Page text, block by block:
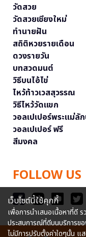
วัดสวย
วัดสวยเชียงใหม่
ทำนายฝัน
สถิติหวยรายเดือน
ดวงรายวัน
บทสวดมนต์
วิธีบนไอ้ไข่
ไหว้ท้าวเวสสุวรรณ
วิธีไหว้วัดแขก
วอลเปเปอร์พระแม่ลั
วอลเปเปอร์ ฟรี
สีมงคล
FOLLOW US
เว็บไซต์นี้ใช้คุกกี้
เพื่อการนำเสนอเนื้อหาที่ดี
ประสบการณ์ที่ดีบนบริการขอ
ไม่มีการปรับตั้งค่าใดๆนั้น แ